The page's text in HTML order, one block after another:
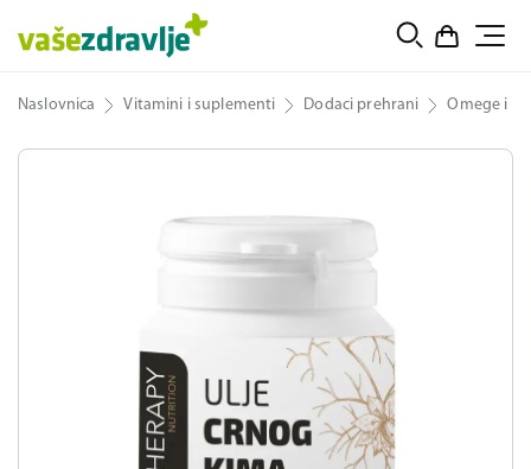
Naslovnica Vitamini i suplementi Dodaci prehrani Omege i